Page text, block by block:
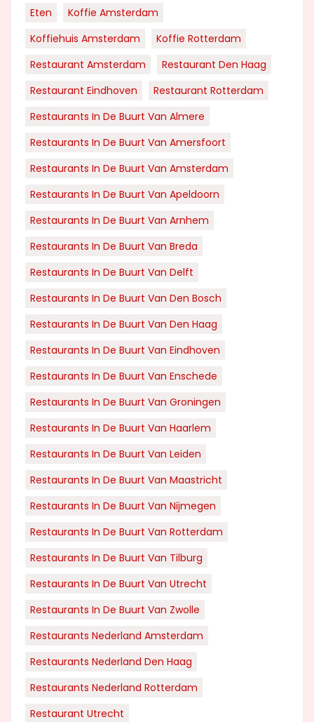
Eten
Koffie Amsterdam
Koffiehuis Amsterdam
Koffie Rotterdam
Restaurant Amsterdam
Restaurant Den Haag
Restaurant Eindhoven
Restaurant Rotterdam
Restaurants In De Buurt Van Almere
Restaurants In De Buurt Van Amersfoort
Restaurants In De Buurt Van Amsterdam
Restaurants In De Buurt Van Apeldoorn
Restaurants In De Buurt Van Arnhem
Restaurants In De Buurt Van Breda
Restaurants In De Buurt Van Delft
Restaurants In De Buurt Van Den Bosch
Restaurants In De Buurt Van Den Haag
Restaurants In De Buurt Van Eindhoven
Restaurants In De Buurt Van Enschede
Restaurants In De Buurt Van Groningen
Restaurants In De Buurt Van Haarlem
Restaurants In De Buurt Van Leiden
Restaurants In De Buurt Van Maastricht
Restaurants In De Buurt Van Nijmegen
Restaurants In De Buurt Van Rotterdam
Restaurants In De Buurt Van Tilburg
Restaurants In De Buurt Van Utrecht
Restaurants In De Buurt Van Zwolle
Restaurants Nederland Amsterdam
Restaurants Nederland Den Haag
Restaurants Nederland Rotterdam
Restaurant Utrecht